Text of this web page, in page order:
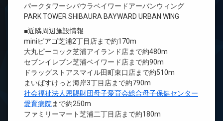
パークタワーシバウラベイワードアーバンウィング
PARK TOWER SHIBAURA BAYWARD URBAN WING
■近隣周辺施設情報
miniピアゴ芝浦2丁目店まで約170m
大丸ピーコック芝浦アイランド店まで約480m
セブンイレブン芝浦ベイワード店まで約90m
ドラッグストアスマイル田町東口店まで約510m
まいばすけっと海岸3丁目店まで約790m
社会福祉法人恩賜財団母子愛育会総合母子保健センター
愛育病院 まで約250m
ファミリーマート芝浦二丁目店まで約180m